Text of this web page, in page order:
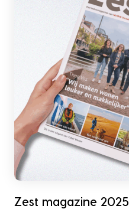
Zest magazine 2025